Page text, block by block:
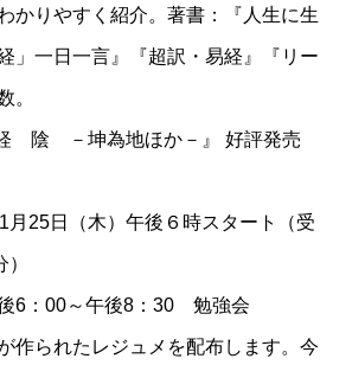
かりやすく紹介。著書：『人生に生
」一日一言』『超訳・易経』『リー
。
陰 －坤為地ほか－』 好評発売
25日（木）午後６時スタート（受
午後8：30 勉強会
作られたレジュメを配布します。今